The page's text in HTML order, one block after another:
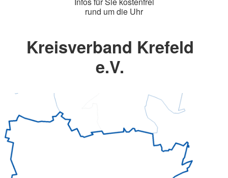
rund um die Uhr
Kreisverband Krefeld
e.V.